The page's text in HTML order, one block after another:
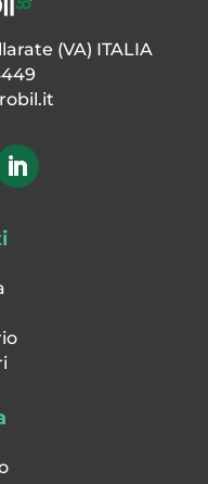
(VA) ITALIA